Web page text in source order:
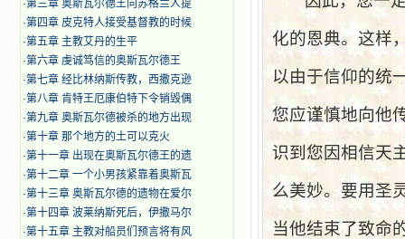
·第三章 奥斯瓦尔德王向苏格兰人提
·第四章 皮克特人接受基督教的时候
·第五章 主教艾丹的生平
·第六章 虔诚笃信的奥斯瓦尔德王
·第七章 经比林纳斯传教，西撒克逊
·第八章 肯特王厄康伯特下令销毁偶
·第九章 奥斯瓦尔德被杀的地方出现
·第十章 那个地方的土可以克火
·第十一章 出现在奥斯瓦尔德王的遗
·第十二章 一个小男孩紧靠着奥斯瓦
·第十三章 奥斯瓦尔德的遗物在爱尔
·第十四章 波莱纳斯死后，伊撒马尔
·第十五章 主教对船员们预言将有风
化的恩典。这样
以由于信仰的统
您应谨慎地向他
识到您因相信天
么美妙。要用圣
当他结束了致命